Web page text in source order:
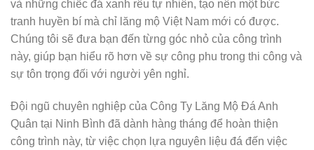
và những chiếc đá xanh rêu tự nhiên, tạo nên một bức
tranh huyền bí mà chỉ lăng mộ Việt Nam mới có được.
Chúng tôi sẽ đưa bạn đến từng góc nhỏ của công trình
này, giúp bạn hiểu rõ hơn về sự công phu trong thi công và
sự tôn trọng đối với người yên nghỉ.
Đội ngũ chuyên nghiệp của Công Ty Lăng Mộ Đá Anh
Quân tại Ninh Bình đã dành hàng tháng để hoàn thiện
công trình này, từ việc chọn lựa nguyên liệu đá đến việc